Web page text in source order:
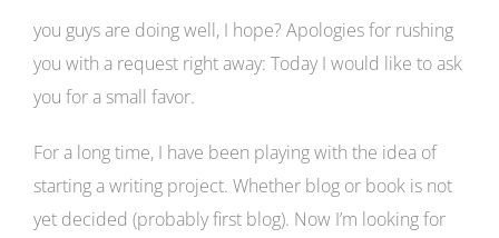
you guys are doing well, I hope? Apologies for rushing
you with a request right away: Today I would like to ask
you for a small favor.
For a long time, I have been playing with the idea of
starting a writing project. Whether blog or book is not
yet decided (probably first blog). Now I’m looking for